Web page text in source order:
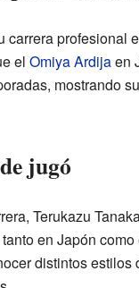
carrera profesional
el Omiya Ardijaen
mostrando
jugó
Terukazu
en Japón
distintos estilos